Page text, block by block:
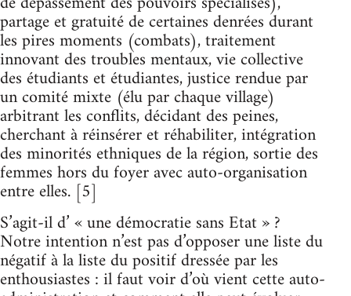
partage et gratuité de certaines denrées durant
les pires moments (combats), traitement
innovant des troubles mentaux, vie collective
des étudiants et étudiantes, justice rendue par
un comité mixte (élu par chaque village)
arbitrant les conflits, décidant des peines,
cherchant à réinsérer et réhabiliter, intégration
des minorités ethniques de la région, sortie des
femmes hors du foyer avec auto-organisation
entre elles. [5]
S’agit-il d’ « une démocratie sans Etat » ?
Notre intention n’est pas d’opposer une liste du
négatif à la liste du positif dressée par les
enthousiastes : il faut voir d’où vient cette auto-